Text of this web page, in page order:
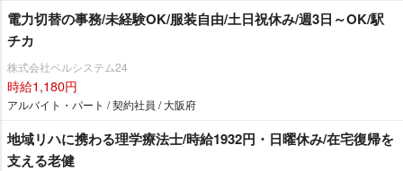
電力切替の事務/未経験OK/服装自由/土日祝休み/週3日～OK/駅
チカ
株式会社ベルシステム24
時給1,180円
アルバイト・パート / 契約社員 / 大阪府
地域リハに携わる理学療法士/時給1932円・日曜休み/在宅復帰を
支える老健